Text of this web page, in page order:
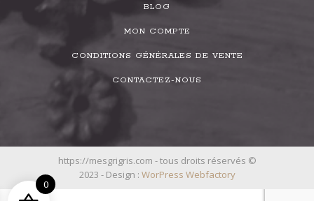
BLOG
MON COMPTE
CONDITIONS GÉNÉRALES DE VENTE
CONTACTEZ-NOUS
https://mesgrigris.com - tous droits réservés ©
2023 - Design : WorPress Webfactory
0